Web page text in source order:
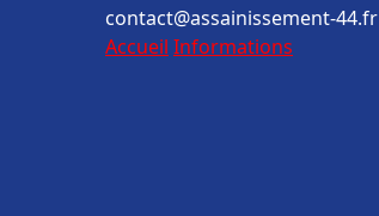
contact@assainissement-44.fr
Accueil Informations